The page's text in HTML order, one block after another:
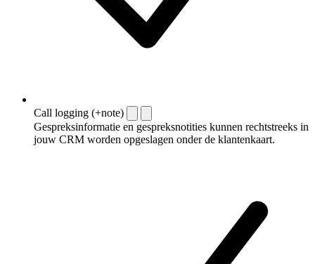
Call logging (+note)
Gespreksinformatie en gespreksnotities kunnen rechtstreeks in
jouw CRM worden opgeslagen onder de klantenkaart.